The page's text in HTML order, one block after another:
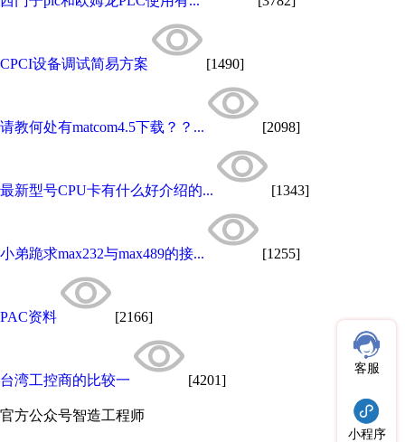
CPCI设备调试简易方案 [1490]
请教何处有matcom4.5下载？？... [2098]
最新型号CPU卡有什么好介绍的... [1343]
小弟跪求max232与max489的接... [1255]
PAC资料 [2166]
台湾工控商的比较一 [4201]
官方公众号智造工程师
客服
小程序